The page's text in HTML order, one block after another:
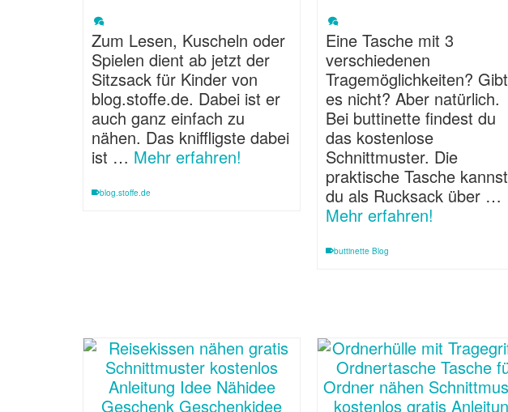
Zum Lesen, Kuscheln oder
Spielen dient ab jetzt der
Sitzsack für Kinder von
blog.stoffe.de. Dabei ist er
auch ganz einfach zu
nähen. Das kniffligste dabei
ist … Mehr erfahren!
blog.stoffe.de
Eine Tasche mit 3
verschiedenen
Tragemöglichkeiten? Gibt
es nicht? Aber natürlich.
Bei buttinette findest du
das kostenlose
Schnittmuster. Die
praktische Tasche kannst
du als Rucksack über …
Mehr erfahren!
buttinette Blog